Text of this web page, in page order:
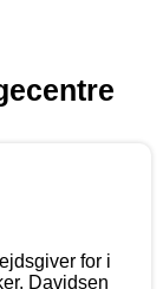
for i
Davidsen